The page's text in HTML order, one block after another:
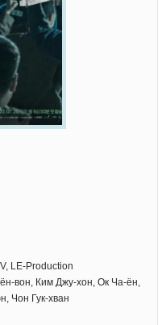
LE-Production
вон, Ким Джу-хон, Ок Ча-ён,
Чон Гук-хван